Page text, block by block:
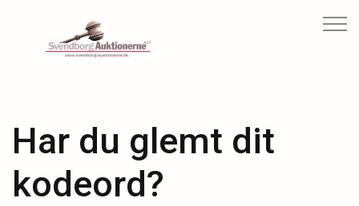
Har du glemt dit
kodeord?